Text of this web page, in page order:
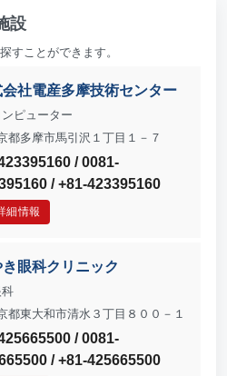
設
すことができます。
社電産多摩技術センター
ンピューター
都多摩市馬引沢１丁目１－７
/ 0081-
/ +81-423395160
細情報
き眼科クリニック
科
都東大和市清水３丁目８００－１
/ 0081-
/ +81-425665500